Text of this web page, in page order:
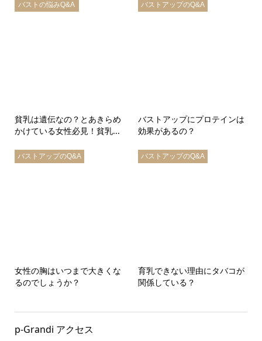
バストの悩みQ&A
貧乳は遺伝なの？とあきらめ
かけている女性必見！貧乳...
バストアップのQ&A
バストアップにプロテインは
効果があるの？
バストアップのQ&A
女性の胸はいつまで大きくな
るのでしょうか？
バストアップのQ&A
育乳できない理由にタバコが
関係している？
p-Grandi アクセス